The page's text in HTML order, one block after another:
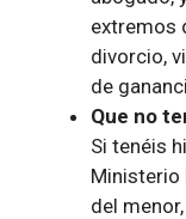
extremos
divorcio,
de
Que no
Si tenéis
Ministerio
del